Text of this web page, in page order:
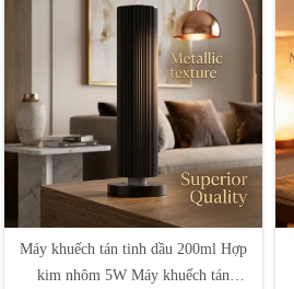
Máy khuếch tán tinh dầu 200ml Hợp
kim nhôm 5W Máy khuếch tán